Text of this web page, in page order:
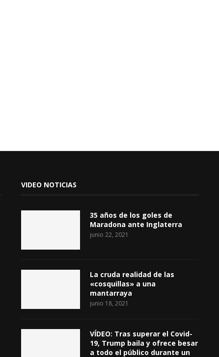
VIDEO NOTICIAS
35 años de los goles de
Maradona ante Inglaterra
junio 22, 2021
La cruda realidad de las
«cosquillas» a una
mantarraya
junio 18, 2021
VÍDEO: Tras superar el Covid-
19, Trump baila y ofrece besar
a todo el público durante un